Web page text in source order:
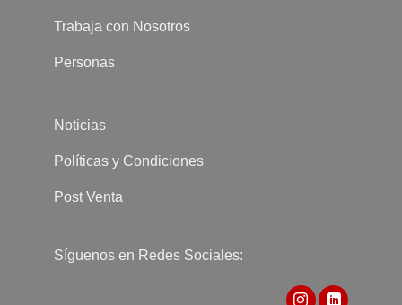
Trabaja con Nosotros
Personas
Noticias
Políticas y Condiciones
Post Venta
Síguenos en Redes Sociales: